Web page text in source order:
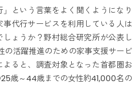
という言葉をよく聞くようになり
事代行サービスを利用している人は
しょうか？野村総合研究所が公表し
の活躍推進のための家事支援サービ
よると、調査対象となった首都圏お
歳～44歳までの女性約41,000名の